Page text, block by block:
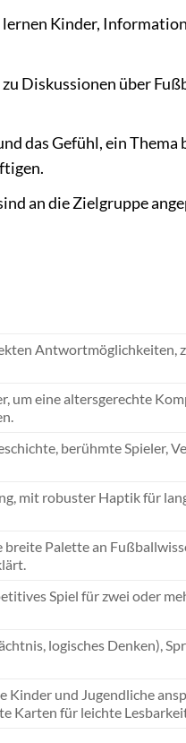
Kinder,
Diskussionen über
das Gefühl, ein Thema
an die Zielgruppe
Antwortmöglichkeiten,
um eine altersgerechte
berühmte Spieler,
mit robuster Haptik für
Palette an
Spiel für zwei oder
logisches Denken),
und Jugendliche
Karten für leichte